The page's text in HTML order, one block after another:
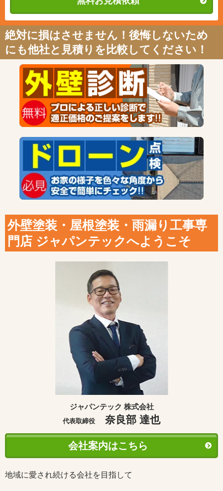
絶対に損はさせません！後悔しないため
にも他社と見積りを比較してください！
外壁塗装・屋根塗装・雨漏り工事専
門店 ジャパンテックへようこそ
ジャパンテック 株式会社
代表取締役 奈良部 達也
会社案内はこちら
地域に愛され続ける会社を目指して